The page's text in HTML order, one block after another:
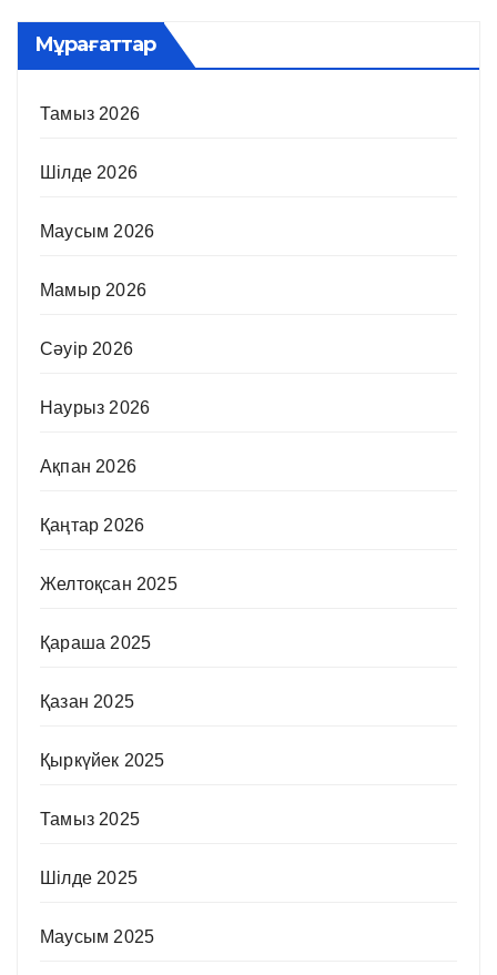
Мұрағаттар
Тамыз 2026
Шілде 2026
Маусым 2026
Мамыр 2026
Сәуір 2026
Наурыз 2026
Ақпан 2026
Қаңтар 2026
Желтоқсан 2025
Қараша 2025
Қазан 2025
Қыркүйек 2025
Тамыз 2025
Шілде 2025
Маусым 2025